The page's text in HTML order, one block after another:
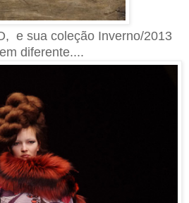
e sua coleção Inverno/2013
diferente....